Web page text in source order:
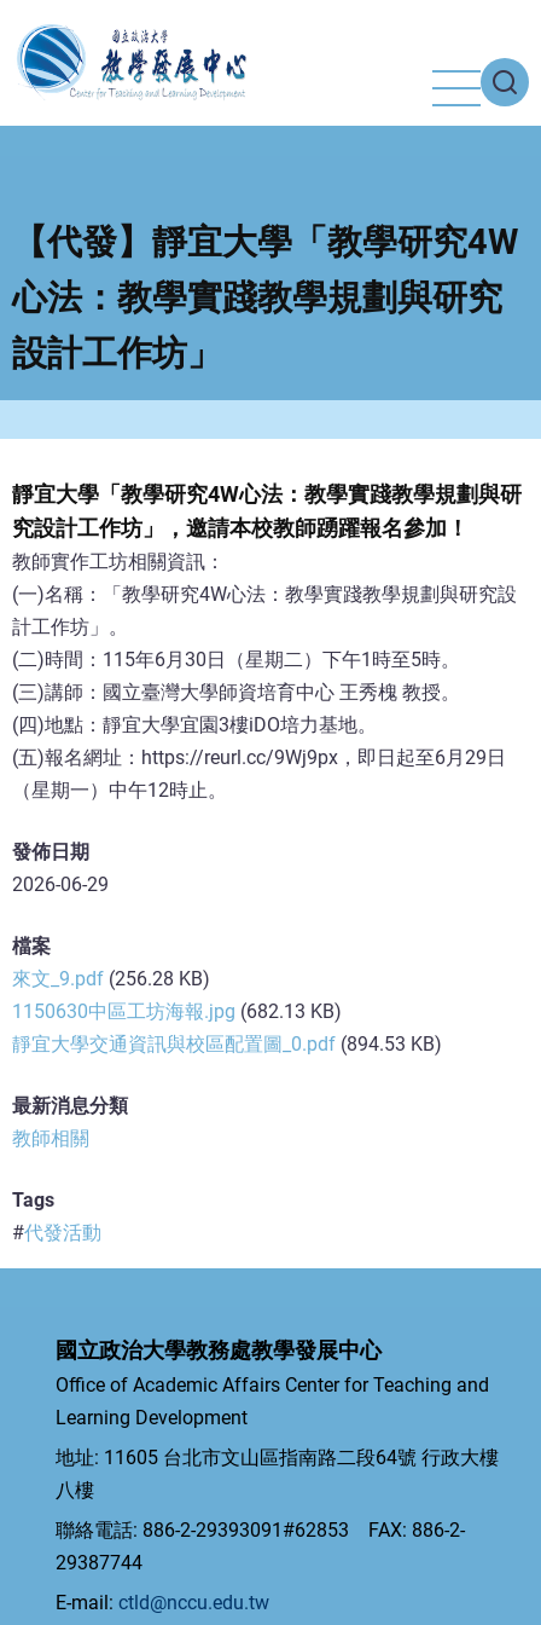
至
主
【代發】靜宜大學「教學研究4W
心法：教學實踐教學規劃與研究
設計工作坊」
靜宜大學「教學研究4W心法：教學實踐教學規劃與研
究設計工作坊」，邀請本校教師踴躍報名參加！
教師實作工坊相關資訊：
(一)名稱：「教學研究4W心法：教學實踐教學規劃與研究設
計工作坊」。
(二)時間：115年6月30日（星期二）下午1時至5時。
(三)講師：國立臺灣大學師資培育中心 王秀槐 教授。
(四)地點：靜宜大學宜園3樓iDO培力基地。
(五)報名網址：https://reurl.cc/9Wj9px，即日起至6月29日
（星期一）中午12時止。
發佈日期
2026-06-29
檔案
來文_9.pdf (256.28 KB)
1150630中區工坊海報.jpg (682.13 KB)
靜宜大學交通資訊與校區配置圖_0.pdf (894.53 KB)
最新消息分類
教師相關
Tags
代發活動
國立政治大學教務處教學發展中心
Office of Academic Affairs Center for Teaching and
Learning Development
地址: 11605 台北市文山區指南路二段64號 行政大樓
八樓
聯絡電話: 886-2-29393091#62853 FAX: 886-2-
29387744
E-mail: ctld@nccu.edu.tw